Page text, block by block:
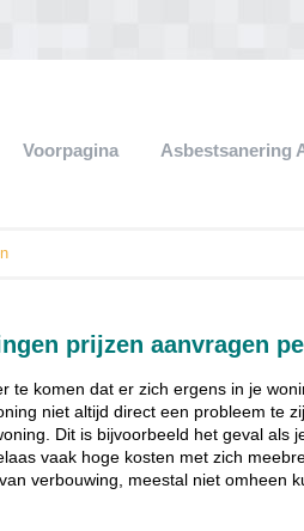
Voorpagina Asbestsanering
prijzen aanvragen
te komen dat er zich ergens in je
niet altijd direct een probleem te
Dit is bijvoorbeeld het geval als
vaak hoge kosten met zich
verbouwing, meestal niet omheen